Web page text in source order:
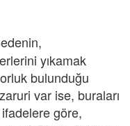
yıkamak
bulunduğu
var ise, buraları
göre,